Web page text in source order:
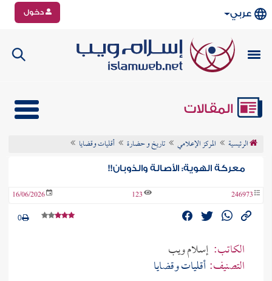
عربي دخول
المقالات
الرئيسية المركز الإعلامي تاريخ و حضارة أقليات وقضايا
معركة الهوية: الأصالة والذوبان!!
246973
123
16/06/2026
0
الكاتب: إسلام ويب
التصنيف:أقليات وقضايا